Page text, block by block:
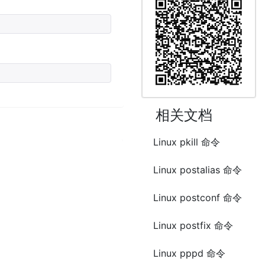
相关文档
Linux pkill 命令
Linux postalias 命令
Linux postconf 命令
Linux postfix 命令
Linux pppd 命令